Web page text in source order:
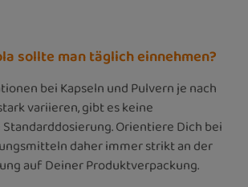
sollte man täglich einnehmen?
bei Kapseln und Pulvern je nach
variieren, gibt es keine
Orientiere Dich bei
daher immer strikt an der
auf Deiner Produktverpackung.